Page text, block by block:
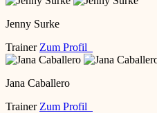
Jenny Surke
Trainer Zum Profil
Jana Caballero
Trainer Zum Profil